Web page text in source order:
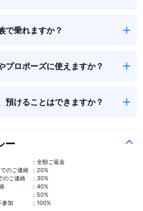
で乗れますか？
プロポーズに使えますか？
預けることはできますか？
ー
：全額ご返金
のご連絡
：20%
のご連絡
：30%
：40%
：50%
参加
：100%